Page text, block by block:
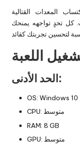
المعدات القتالية
كل تحدٍ تواجهه يمنحك
اللعبة
الحد الأدنى:
OS: Windows 10
CPU: متوسط
RAM: 8 GB
GPU: متوسط